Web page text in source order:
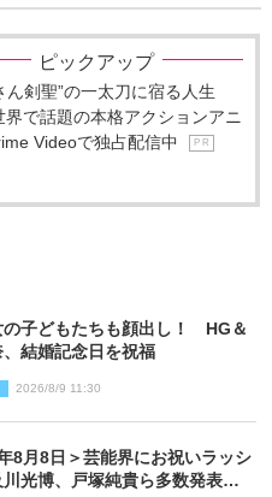
ピックアップ
ん剣聖”の一太刀に宿る人生
で話題の本格アクションアニ
Videoで独占配信中
P R
の子どもたちも顔出し！ HG＆
結婚記念日を祝福
2026/8/9 11:30
8月8日＞芸能界にお祝いラッシ
光博、戸塚純貴ら多数発表結